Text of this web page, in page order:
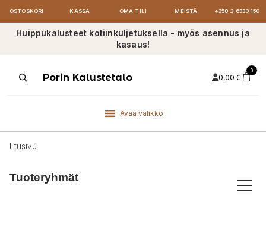
OSTOSKORI KASSA OMA TILI MEISTÄ +358 2 6333 150
Huippukalusteet kotiinkuljetuksella - myös asennus ja
kasaus!
ProductsPorin Kalustetalo 0,00 €
0
Avaa valikko
Etusivu
Tuoteryhmät